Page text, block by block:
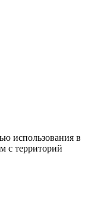
использования в
с территорий